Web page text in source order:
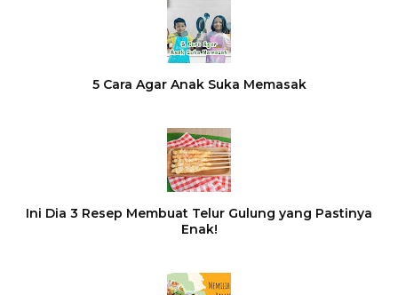
5 Cara Agar Anak Suka Memasak
Ini Dia 3 Resep Membuat Telur Gulung yang Pastinya
Enak!